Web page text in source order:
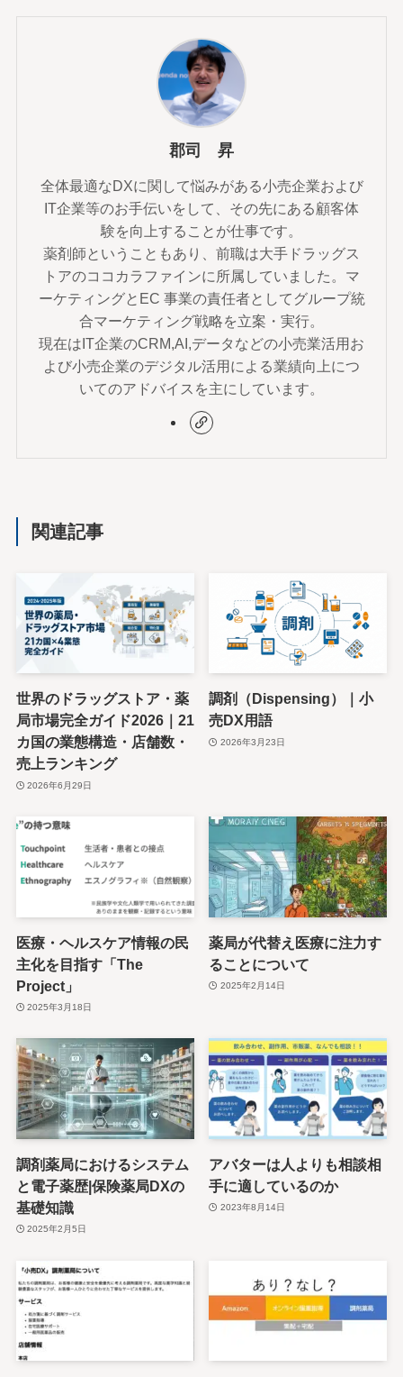
郡司 昇
全体最適なDXに関して悩みがある小売企業および
IT企業等のお手伝いをして、その先にある顧客体
験を向上することが仕事です。
薬剤師ということもあり、前職は大手ドラッグス
トアのココカラファインに所属していました。マ
ーケティングとEC 事業の責任者としてグループ統
合マーケティング戦略を立案・実行。
現在はIT企業のCRM,AI,データなどの小売業活用お
よび小売企業のデジタル活用による業績向上につ
いてのアドバイスを主にしています。
関連記事
世界のドラッグストア・薬
局市場完全ガイド2026｜21
カ国の業態構造・店舗数・
売上ランキング
2026年6月29日
調剤（Dispensing）｜小
売DX用語
2026年3月23日
医療・ヘルスケア情報の民
主化を目指す「The
Project」
2025年3月18日
薬局が代替え医療に注力す
ることについて
2025年2月14日
調剤薬局におけるシステム
と電子薬歴|保険薬局DXの
基礎知識
2025年2月5日
アバターは人よりも相談相
手に適しているのか
2023年8月14日